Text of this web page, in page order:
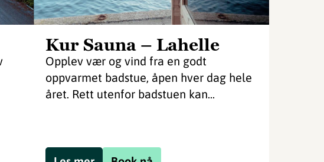
Kur Sauna – Lahelle
Opplev vær og vind fra en godt
oppvarmet badstue, åpen hver dag hele
året. Rett utenfor badstuen kan...